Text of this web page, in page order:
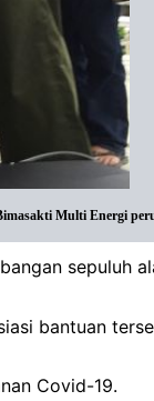
Multi Energi
sepuluh
bantuan
Covid-19.